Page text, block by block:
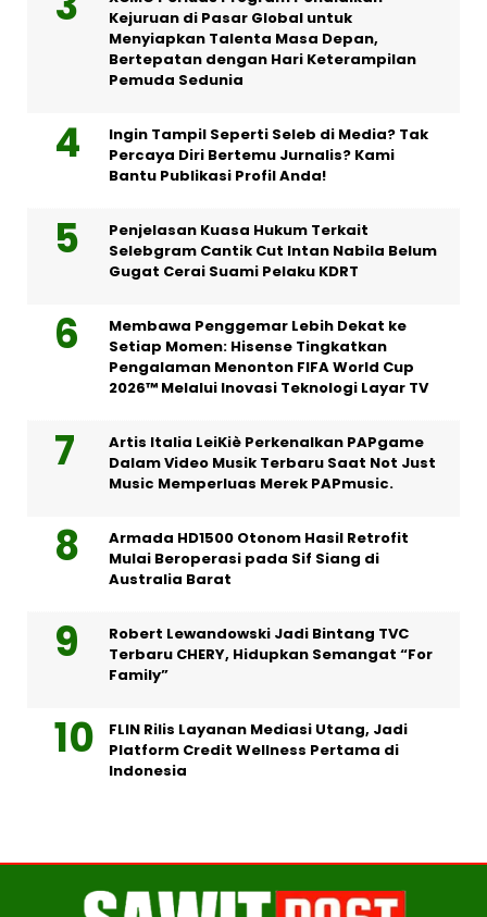
Kejuruan di Pasar Global untuk
Menyiapkan Talenta Masa Depan,
Bertepatan dengan Hari Keterampilan
Pemuda Sedunia
Ingin Tampil Seperti Seleb di Media? Tak
Percaya Diri Bertemu Jurnalis? Kami
Bantu Publikasi Profil Anda!
Penjelasan Kuasa Hukum Terkait
Selebgram Cantik Cut Intan Nabila Belum
Gugat Cerai Suami Pelaku KDRT
Membawa Penggemar Lebih Dekat ke
Setiap Momen: Hisense Tingkatkan
Pengalaman Menonton FIFA World Cup
2026™ Melalui Inovasi Teknologi Layar TV
Artis Italia LeiKiè Perkenalkan PAPgame
Dalam Video Musik Terbaru Saat Not Just
Music Memperluas Merek PAPmusic.
Armada HD1500 Otonom Hasil Retrofit
Mulai Beroperasi pada Sif Siang di
Australia Barat
Robert Lewandowski Jadi Bintang TVC
Terbaru CHERY, Hidupkan Semangat “For
Family”
FLIN Rilis Layanan Mediasi Utang, Jadi
Platform Credit Wellness Pertama di
Indonesia